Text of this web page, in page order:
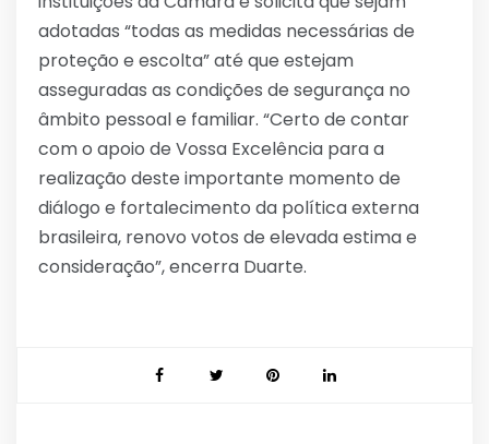
adotadas “todas as medidas necessárias de
proteção e escolta” até que estejam
asseguradas as condições de segurança no
âmbito pessoal e familiar. “Certo de contar
com o apoio de Vossa Excelência para a
realização deste importante momento de
diálogo e fortalecimento da política externa
brasileira, renovo votos de elevada estima e
consideração”, encerra Duarte.